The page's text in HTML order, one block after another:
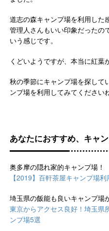
道志の森キャンプ場を利用した
管理人さんもいい印象だったの
いう感じです。
くどいようですが、本当に紅葉
秋の季節にキャンプ場を探して
ンプ場を利用してみてください
あなたにおすすめ、キャ
奥多摩の隠れ家的キャンプ場！
【2019】百軒茶屋キャンプ場利
埼玉県の飯能も良いキャンプ場
東京からアクセス良好！埼玉県
ンプ場5選